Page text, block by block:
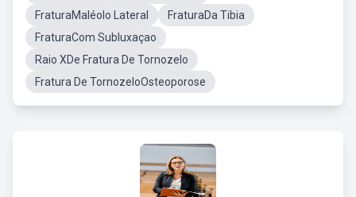
FraturaMaléolo Lateral
FraturaDa Tibia
FraturaCom Subluxaçao
Raio XDe Fratura De Tornozelo
Fratura De TornozeloOsteoporose